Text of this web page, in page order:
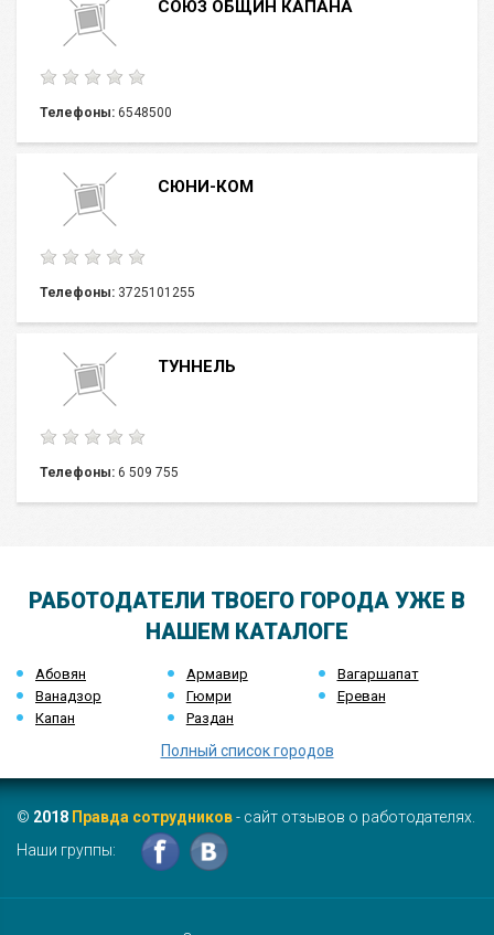
СОЮЗ ОБЩИН КАПАНА
Телефоны: 6548500
СЮНИ-КОМ
Телефоны: 3725101255
ТУННЕЛЬ
Телефоны: 6 509 755
РАБОТОДАТЕЛИ ТВОЕГО ГОРОДА УЖЕ В
НАШЕМ КАТАЛОГЕ
Абовян Армавир
Вагаршапат
Ванадзор
Гюмри
Ереван
Капан
Раздан
Полный список городов
© 2018 Правда сотрудников- сайт отзывов о работодателях.
Наши группы: